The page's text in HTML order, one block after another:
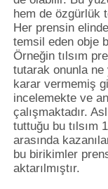
hem de özgürlük
Her prensin
temsil eden obje
Örneğin tılsım
tutarak onunla
karar vermemiş
incelemekte ve
çalışmaktadır.
tuttuğu bu tılsım
arasında
bu birikimler
aktarılmıştır.